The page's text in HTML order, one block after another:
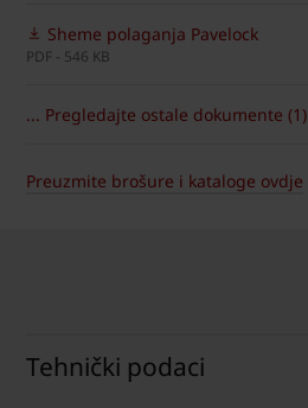
Sheme polaganja Pavelock
PDF - 546 KB
... Pregledajte ostale dokumente (1)
Preuzmite brošure i kataloge ovdje
Tehnički podaci